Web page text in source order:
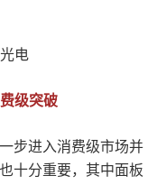
电
级突破
步进入消费级市场并
十分重要，其中面板